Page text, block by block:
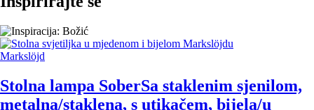
Markslöjd
Stolna lampa SoberSa staklenim sjenilom,
metalna/staklena, s utikačem, bijela/u